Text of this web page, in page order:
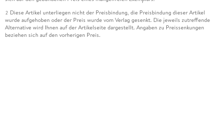
2 Diese Artikel unterliegen nicht der Preisbindung, die Preisbindung dieser Artikel
wurde aufgehoben oder der Preis wurde vom Verlag gesenkt. Die jeweils zutreffende
Alternative wird Ihnen auf der Artikelseite dargestellt. Angaben zu Preissenkungen
beziehen sich auf den vorherigen Preis.